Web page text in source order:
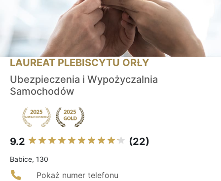
LAUREAT PLEBISCYTU ORŁY
Ubezpieczenia i Wypożyczalnia
Samochodów
9.2 (22)
Babice, 130
Pokaż numer telefonu